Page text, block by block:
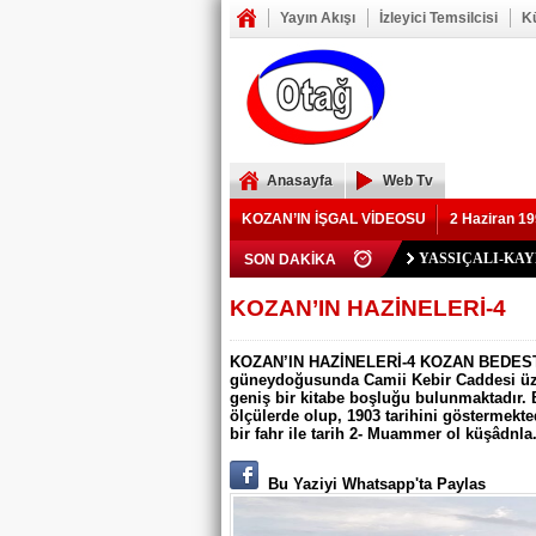
Yayın Akışı İzleyici Temsilcisi
Anasayfa Web Tv
KOZAN’IN İŞGAL VİDEOSU 2 Haziran
SON DAKİKA
YIKILAN İMAM
73 yaşındaki
Şerif Köşeli, MHP
ZAFER
YASSIÇALI-
Polis Memuru
Kozan Gedikli
Eskimantaş Köyü
FEKE’DE
KOZAN’DA
BÖBREKLERİ
DAMDAN
Feke’de Yeni
Kozan’daki
Mansurlu Yol
KOZAN’IN HAZİNELERİ-4
KOZAN’IN HAZİNELERİ-4 KOZAN
güneydoğusunda Camii Kebir Caddesi
geniş bir kitabe boşluğu
ölçülerde olup, 1903 tarihini
bir fahr ile tarih 2- Muammer ol
Bu Yaziyi Whatsapp'ta Paylas